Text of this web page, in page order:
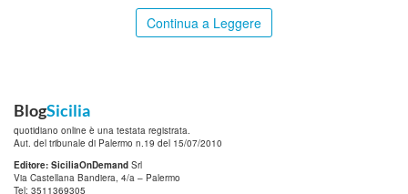
Continua a Leggere
BlogSicilia
quotidiano online è una testata registrata.
Aut. del tribunale di Palermo n.19 del 15/07/2010
Editore: SiciliaOnDemand Srl
Via Castellana Bandiera, 4/a – Palermo
Tel: 3511369305